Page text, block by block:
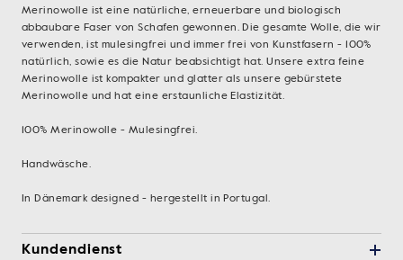
Merinowolle ist eine natürliche, erneuerbare und biologisch
abbaubare Faser von Schafen gewonnen. Die gesamte Wolle, die wir
verwenden, ist mulesingfrei und immer frei von Kunstfasern - 100%
natürlich, sowie es die Natur beabsichtigt hat. Unsere extra feine
Merinowolle ist kompakter und glatter als unsere gebürstete
Merinowolle und hat eine erstaunliche Elastizität.
100% Merinowolle - Mulesingfrei.
Handwäsche.
In Dänemark designed - hergestellt in Portugal.
Kundendienst